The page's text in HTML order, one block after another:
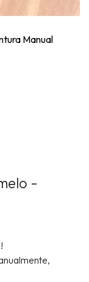
Manual
-